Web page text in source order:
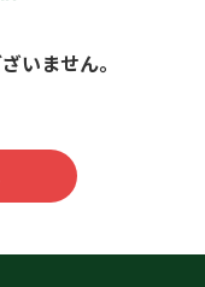
いません。